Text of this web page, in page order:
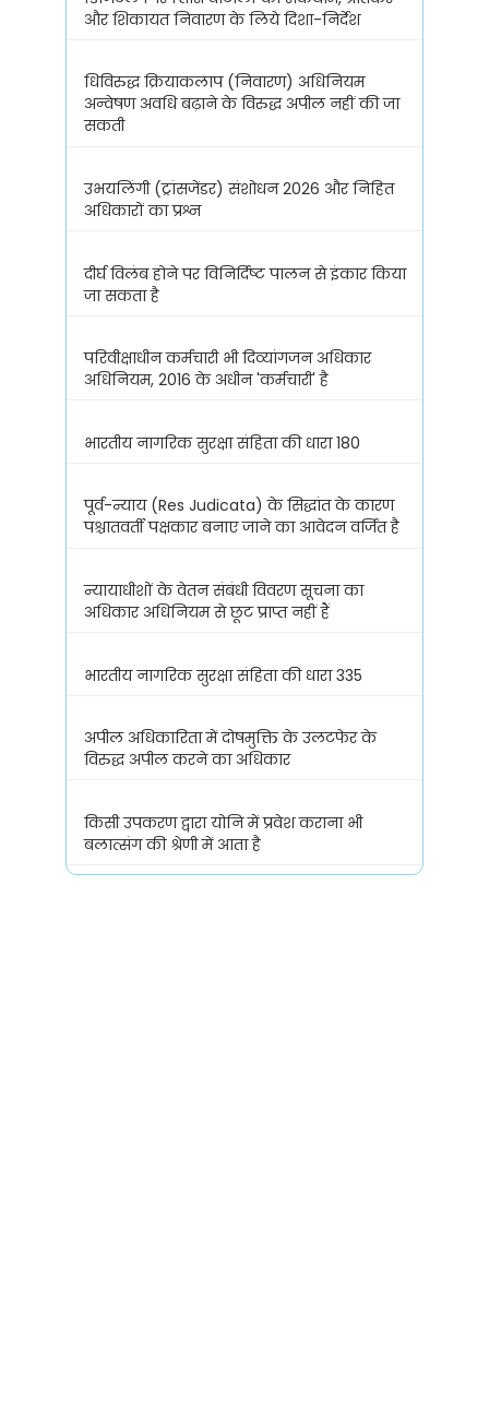
और शिकायत निवारण के लिये दिशा-निर्देश
धिविरुद्ध क्रियाकलाप (निवारण) अधिनियम
अन्वेषण अवधि बढ़ाने के विरुद्ध अपील नहीं की जा
सकती
उभयलिंगी (ट्रांसजेंडर) संशोधन 2026 और निहित
अधिकारों का प्रश्न
दीर्घ विलंब होने पर विनिर्दिष्ट पालन से इंकार किया
जा सकता है
परिवीक्षाधीन कर्मचारी भी दिव्यांगजन अधिकार
अधिनियम, 2016 के अधीन 'कर्मचारी' है
भारतीय नागरिक सुरक्षा संहिता की धारा 180
पूर्व-न्याय (Res Judicata) के सिद्धांत के कारण
पश्चातवर्ती पक्षकार बनाए जाने का आवेदन वर्जित है
न्यायाधीशों के वेतन संबंधी विवरण सूचना का
अधिकार अधिनियम से छूट प्राप्त नहीं हैं
भारतीय नागरिक सुरक्षा संहिता की धारा 335
अपील अधिकारिता में दोषमुक्ति के उलटफेर के
विरुद्ध अपील करने का अधिकार
किसी उपकरण द्वारा योनि में प्रवेश कराना भी
बलात्संग की श्रेणी में आता है